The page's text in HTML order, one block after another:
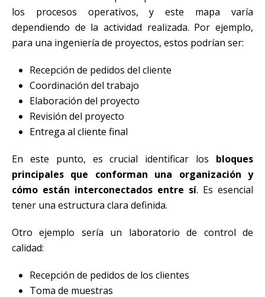
los procesos operativos, y este mapa varía
dependiendo de la actividad realizada. Por ejemplo,
para una ingeniería de proyectos, estos podrían ser:
Recepción de pedidos del cliente
Coordinación del trabajo
Elaboración del proyecto
Revisión del proyecto
Entrega al cliente final
En este punto, es crucial identificar los bloques
principales que conforman una organización y
cómo están interconectados entre sí. Es esencial
tener una estructura clara definida.
Otro ejemplo sería un laboratorio de control de
calidad:
Recepción de pedidos de los clientes
Toma de muestras